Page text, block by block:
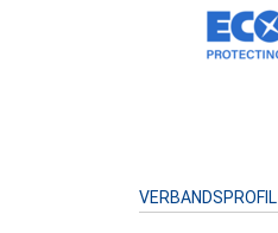
VERBANDSPROFIL